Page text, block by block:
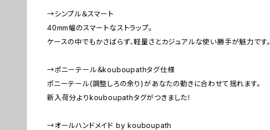
→シンプル＆スマート
40mm幅のスマートなストラップ。
ケースの中でもかさばらず、軽量さとカジュアルな使い勝手が魅力です。
→ポニーテール＆kouboupathタグ仕様
ポニーテール(調整しろの余り)があなたの動きに合わせて揺れます。
新入荷分よりkouboupathタグがつきました！
→オールハンドメイド by kouboupath